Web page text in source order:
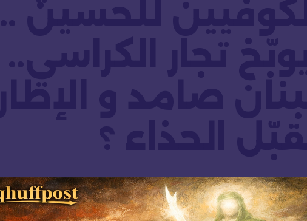
للحسين ..
تجار الكراسي..
صامد و الإطار
يقبّل الحذاء ؟